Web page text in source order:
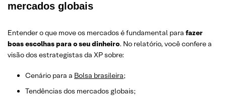
mercados globais
Entender o que move os mercados é fundamental para fazer
boas escolhas para o seu dinheiro. No relatório, você confere a
visão dos estrategistas da XP sobre:
Cenário para a Bolsa brasileira;
Tendências dos mercados globais;